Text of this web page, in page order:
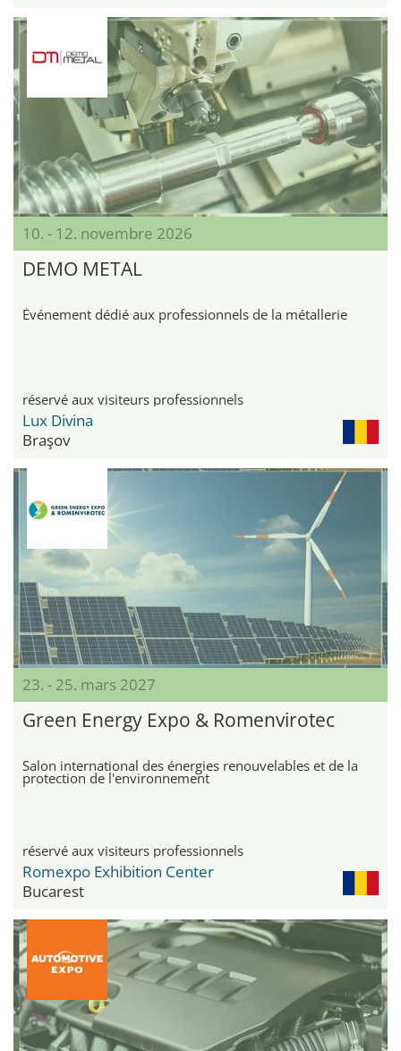
10. - 12. novembre 2026
DEMO METAL
Événement dédié aux professionnels de la métallerie
réservé aux visiteurs professionnels
Lux Divina
Braşov
23. - 25. mars 2027
Green Energy Expo & Romenvirotec
Salon international des énergies renouvelables et de la
protection de l'environnement
réservé aux visiteurs professionnels
Romexpo Exhibition Center
Bucarest